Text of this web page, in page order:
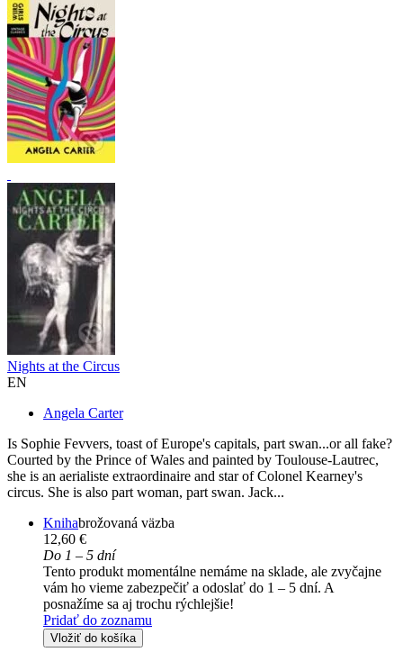
Nights at the Circus
EN
Angela Carter
Is Sophie Fevvers, toast of Europe's capitals, part swan...or all fake?
Courted by the Prince of Wales and painted by Toulouse-Lautrec,
she is an aerialiste extraordinaire and star of Colonel Kearney's
circus. She is also part woman, part swan. Jack...
Knihabrožovaná väzba
12,60 €
Do 1 – 5 dní
Tento produkt momentálne nemáme na sklade, ale zvyčajne
vám ho vieme zabezpečiť a odoslať do 1 – 5 dní. A
posnažíme sa aj trochu rýchlejšie!
Pridať do zoznamu
Vložiť do košíka